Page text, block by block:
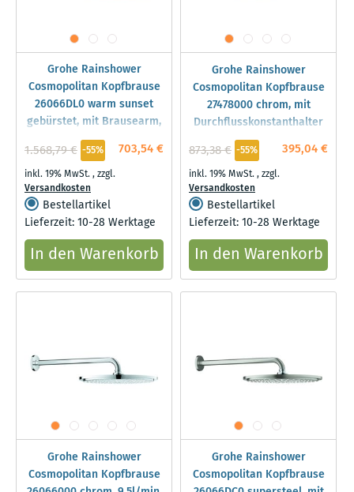
Grohe Rainshower
Cosmopolitan Kopfbrause
26066DL0 warm sunset
gebürstet, mit Brausearm,
380 mm
703,54 €
1.568,79 € -55%
inkl. 19% MwSt.,zzgl.
Versandkosten
Bestellartikel
Lieferzeit: 10-28 Werktage
In den Warenkorb
Grohe Rainshower
Cosmopolitan Kopfbrause
27478000 chrom, mit
Durchflusskonstanthalter
395,04 €
873,38 € -55%
inkl. 19% MwSt.,zzgl.
Versandkosten
Bestellartikel
Lieferzeit: 10-28 Werktage
In den Warenkorb
Grohe Rainshower
Cosmopolitan Kopfbrause
Grohe Rainshower
Cosmopolitan Kopfbrause